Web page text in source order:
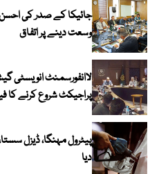
جائیکا کے صدر کی احسن
وسعت دینے پر اتفاق
لاانفورسمنٹ انویسٹی
پراجیکٹ شروع کرنے کا
پیٹرول مہنگا، ڈیزل
دیا